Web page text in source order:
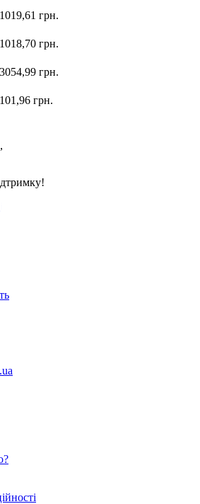
1019,61 грн.
1018,70 грн.
3054,99 грн.
101,96 грн.